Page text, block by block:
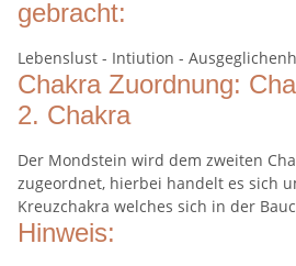
gebracht:
Lebenslust - Intiution -
Chakra Zuordnung:
2. Chakra
Der Mondstein wird dem zweiten
zugeordnet, hierbei handelt es sich
Kreuzchakra welches sich in der
Hinweis: